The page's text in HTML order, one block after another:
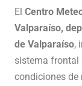
El Centro
Valparaíso,
de Valparaíso,
sistema frontal
condiciones de